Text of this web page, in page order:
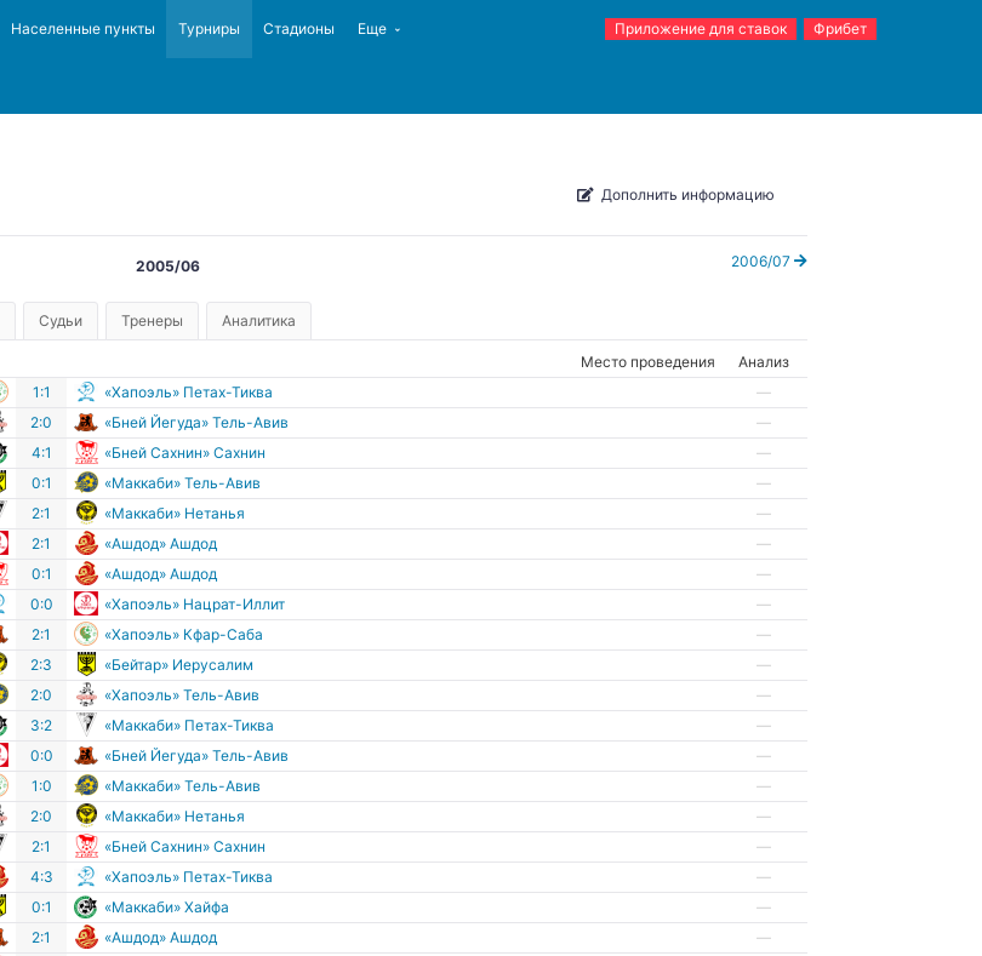
Населенные пункты Турниры Стадионы Еще Приложение для ставок Фрибет
Дополнить информацию
2006/07
2005/06
Судьи Тренеры Аналитика
Место проведения
Анализ
1:1 «Хапоэль» Петах-Тиква
—
2:0 «Бней Йегуда» Тель-Авив
—
4:1 «Бней Сахнин» Сахнин
—
0:1 «Маккаби» Тель-Авив
—
2:1 «Маккаби» Нетанья
—
2:1 «Ашдод» Ашдод
—
0:1 «Ашдод» Ашдод
—
0:0 «Хапоэль» Нацрат-Иллит
—
2:1 «Хапоэль» Кфар-Саба
—
2:3 «Бейтар» Иерусалим
—
2:0 «Хапоэль» Тель-Авив
—
3:2 «Маккаби» Петах-Тиква
—
0:0 «Бней Йегуда» Тель-Авив
—
1:0 «Маккаби» Тель-Авив
—
2:0 «Маккаби» Нетанья
—
2:1 «Бней Сахнин» Сахнин
—
4:3 «Хапоэль» Петах-Тиква
—
0:1 «Маккаби» Хайфа
—
2:1 «Ашдод» Ашдод
—